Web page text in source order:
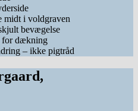
midt i voldgraven
bevægelse
for dækning
– ikke pigtråd